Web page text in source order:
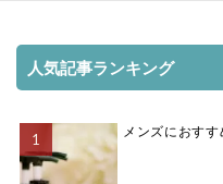
人気記事ランキング
メンズにおす